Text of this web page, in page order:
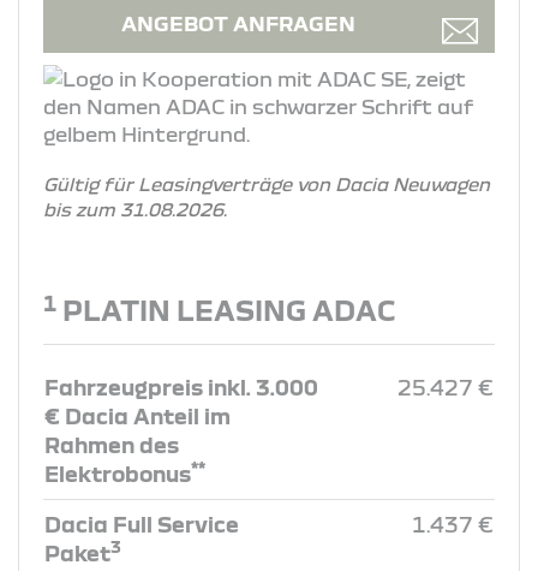
ANGEBOT ANFRAGEN
Gültig für Leasingverträge von Dacia Neuwagen
bis zum 31.08.2026.
1 PLATIN LEASING ADAC
Fahrzeugpreis inkl. 3.000
€ Dacia Anteil im
Rahmen des
Elektrobonus**
25.427 €
Dacia Full Service
Paket3
1.437 €